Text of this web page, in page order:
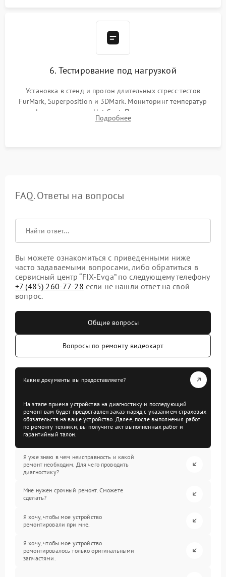
6. Тестирование под нагрузкой
Установка в стенд и прогон длительных стресс-тестов
FurMark, Superposition и 3DMark. Мониторинг температур
графического чипа и Hot Spot. Проверка на отсутствие
артефактов изображения, вылетов драйвера и зависаний.
Подробнее
FAQ. Ответы на вопросы
Вы можете ознакомиться с приведенными ниже
часто задаваемыми вопросами, либо обратиться в
сервисный центр “FIX-Evga” по следующему телефону
+7 (485) 260-77-28 если не нашли ответ на свой
вопрос.
Общие вопросы
Вопросы по ремонту видеокарт
Какие документы вы предоставляете?
На этапе приема устройства на диагностику и последующий
ремонт вам будет предоставлен заказ-наряд с указанием страховых
обязательств на ваше устройство. Далее, после выполнения работ
по ремонту техники, вы получите акт выполненных работ и
гарантийный талон.
Я уже знаю в чем неисправность и какой
ремонт необходим. Для чего проводить
диагностику?
Мне нужен срочный ремонт. Сможете
сделать?
Я хочу, чтобы мое устройство
ремонтировали при мне.
Я хочу, чтобы мое устройство
ремонтировалось только оригинальными
запчастями.